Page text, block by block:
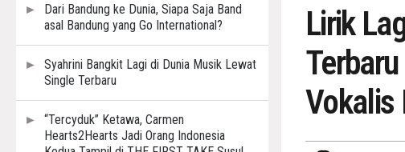
Dari Bandung ke Dunia, Siapa Saja Band
asal Bandung yang Go International?
Syahrini Bangkit Lagi di Dunia Musik Lewat
Single Terbaru
“Tercyduk” Ketawa, Carmen
Hearts2Hearts Jadi Orang Indonesia
Lirik
Vokalis